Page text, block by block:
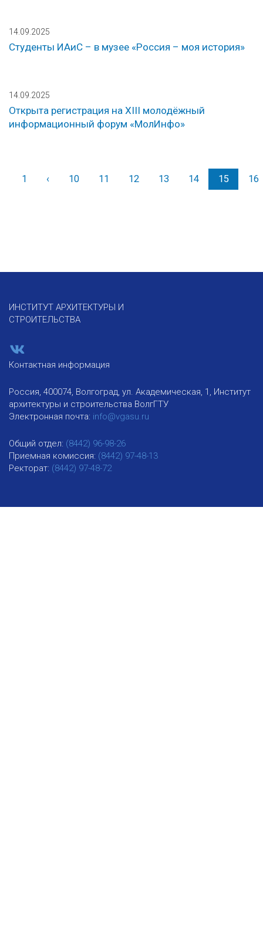
14.09.2025
Студенты ИАиС – в музее «Россия – моя история»
14.09.2025
Открыта регистрация на XIII молодёжный
информационный форум «МолИнфо»
1 ‹Назад
10 11 12 13 14 15 16
ИНСТИТУТ АРХИТЕКТУРЫ И
СТРОИТЕЛЬСТВА
Контактная информация
Россия, 400074, Волгоград, ул. Академическая, 1, Институт
архитектуры и строительства ВолгГТУ
Электронная почта: info@vgasu.ru
Общий отдел: (8442) 96-98-26
Приемная комиссия: (8442) 97-48-13
Ректорат: (8442) 97-48-72